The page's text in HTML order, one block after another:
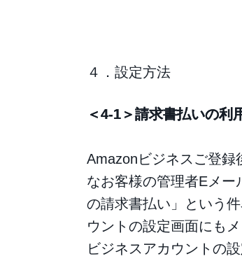
４．設定方法
＜4-1＞請求書払いの利
Amazonビジネスご登録
なお客様の管理者Eメ
の請求書払い」という
ウントの設定画面にも
ビジネスアカウントの